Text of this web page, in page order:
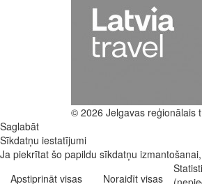
© 2026 Jelgavas reģionālais
Saglabāt
Sīkdatņu iestatījumi
Ja piekrītat šo papildu sīkdatņu
Apstiprināt visas
Noraidīt visas